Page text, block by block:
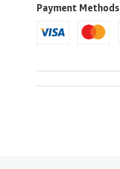
U.S.A.
Payment Methods